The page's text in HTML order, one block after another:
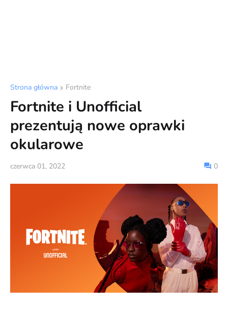
Strona główna Fortnite
Fortnite i Unofficial
prezentują nowe oprawki
okularowe
czerwca 01, 2022 0